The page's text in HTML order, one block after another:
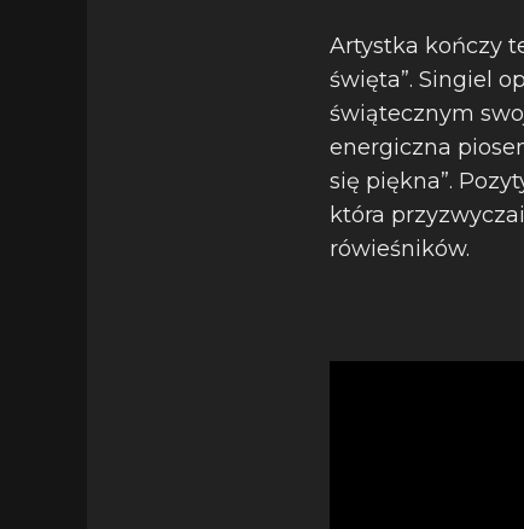
Artystka kończy
święta”. Singiel
świątecznym
energiczna
się piękna”.
która
rówieśników.